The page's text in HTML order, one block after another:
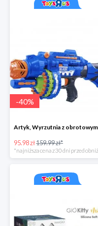
-40%
95.98 zł159.99 zł*